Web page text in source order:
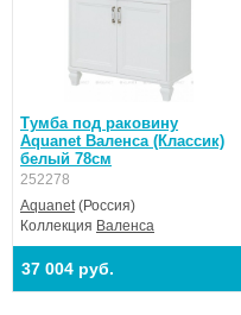
Тумба под раковину
Aquanet Валенса (Классик)
белый 78см
252278
Aquanet (Россия)
Коллекция Валенса
37 004 руб.